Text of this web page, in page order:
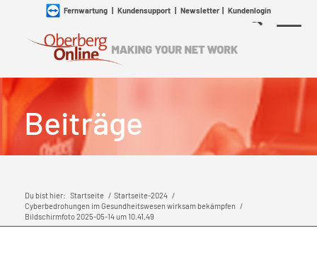
Fernwartung| Kundensupport| Newsletter| Kundenlogin
Beiträge
Du bist hier: Startseite / Startseite-2024 /
Cyberbedrohungen im Gesundheitswesen wirksam bekämpfen /
Bildschirmfoto 2025-05-14 um 10.41.49